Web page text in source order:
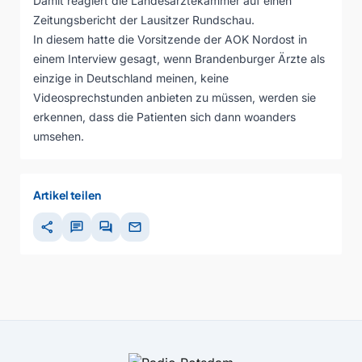
Zeitungsbericht der Lausitzer Rundschau.
In diesem hatte die Vorsitzende der AOK Nordost in
einem Interview gesagt, wenn Brandenburger Ärzte als
einzige in Deutschland meinen, keine
Videosprechstunden anbieten zu müssen, werden sie
erkennen, dass die Patienten sich dann woanders
umsehen.
Artikel teilen
share chat forum mail